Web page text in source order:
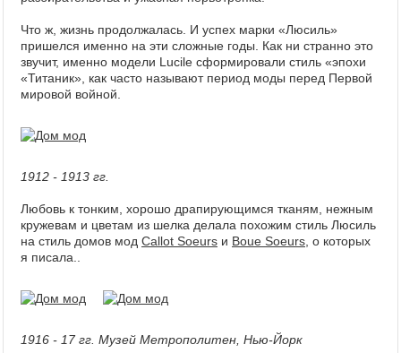
Что ж, жизнь продолжалась. И успех марки «Люсиль»
пришелся именно на эти сложные годы. Как ни странно это
звучит, именно модели Lucile сформировали стиль «эпохи
«Титаник», как часто называют период моды перед Первой
мировой войной.
1912 - 1913 гг.
Любовь к тонким, хорошо драпирующимся тканям, нежным
кружевам и цветам из шелка делала похожим стиль Люсиль
на стиль домов мод Callot Soeurs и Boue Soeurs , о которых
я писала..
1916 - 17 гг. Музей Метрополитен, Нью-Йорк